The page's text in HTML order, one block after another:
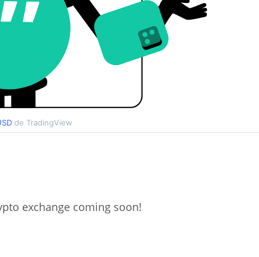
de TradingView
exchange coming soon!